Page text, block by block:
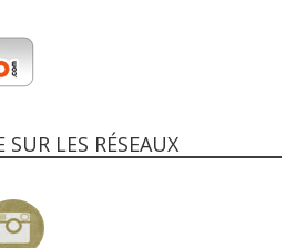
LES RÉSEAUX